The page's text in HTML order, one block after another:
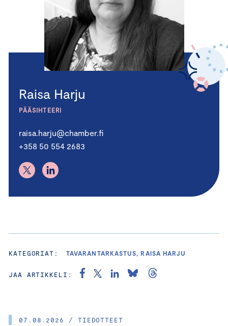
07.08.2026 / TIEDOTTEET
Raisa Harju
PÄÄSIHTEERI
raisa.harju@chamber.fi
+358 50 554 2683
KATEGORIAT: TAVARANTARKASTUS, RAISA HARJU
JAA ARTIKKELI: